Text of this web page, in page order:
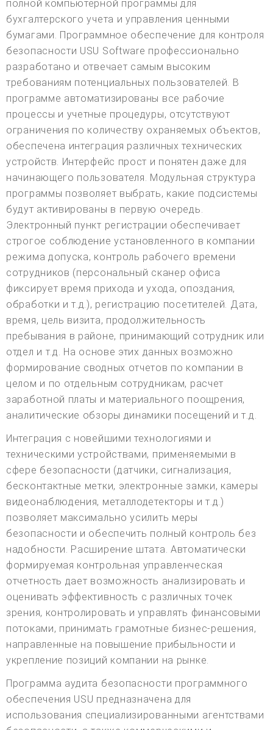
полной компьютерной программы для
бухгалтерского учета и управления ценными
бумагами. Программное обеспечение для контроля
безопасности USU Software профессионально
разработано и отвечает самым высоким
требованиям потенциальных пользователей. В
программе автоматизированы все рабочие
процессы и учетные процедуры, отсутствуют
ограничения по количеству охраняемых объектов,
обеспечена интеграция различных технических
устройств. Интерфейс прост и понятен даже для
начинающего пользователя. Модульная структура
программы позволяет выбрать, какие подсистемы
будут активированы в первую очередь.
Электронный пункт регистрации обеспечивает
строгое соблюдение установленного в компании
режима допуска, контроль рабочего времени
сотрудников (персональный сканер офиса
фиксирует время прихода и ухода, опоздания,
обработки и т.д.), регистрацию посетителей. Дата,
время, цель визита, продолжительность
пребывания в районе, принимающий сотрудник или
отдел и т.д. На основе этих данных возможно
формирование сводных отчетов по компании в
целом и по отдельным сотрудникам, расчет
заработной платы и материального поощрения,
аналитические обзоры динамики посещений и т.д.
Интеграция с новейшими технологиями и
техническими устройствами, применяемыми в
сфере безопасности (датчики, сигнализация,
бесконтактные метки, электронные замки, камеры
видеонаблюдения, металлодетекторы и т.д.)
позволяет максимально усилить меры
безопасности и обеспечить полный контроль без
надобности. Расширение штата. Автоматически
формируемая контрольная управленческая
отчетность дает возможность анализировать и
оценивать эффективность с различных точек
зрения, контролировать и управлять финансовыми
потоками, принимать грамотные бизнес-решения,
направленные на повышение прибыльности и
укрепление позиций компании на рынке.
Программа аудита безопасности программного
обеспечения USU предназначена для
использования специализированными агентствами